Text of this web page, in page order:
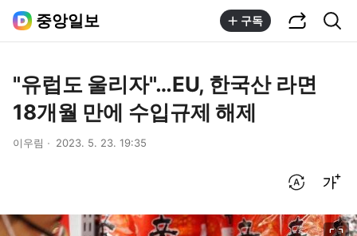
중앙일보 구독
"유럽도 울리자"…EU, 한국산 라면
18개월 만에 수입규제 해제
이우림 2023. 5. 23. 19:35